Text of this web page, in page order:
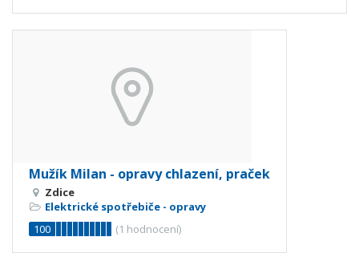
Mužík Milan - opravy chlazení, praček
Zdice
Elektrické spotřebiče - opravy
100
(1 hodnocení)